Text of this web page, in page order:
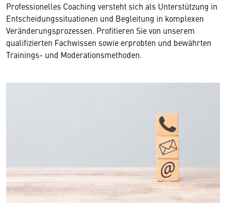
Professionelles Coaching versteht sich als Unterstützung in
Entscheidungssituationen und Begleitung in komplexen
Veränderungsprozessen. Profitieren Sie von unserem
qualifizierten Fachwissen sowie erprobten und bewährten
Trainings- und Moderationsmethoden.